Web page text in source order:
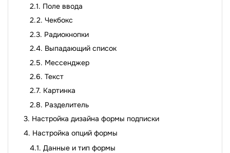
Поле ввода
Чекбокс
Радиокнопки
Выпадающий список
Мессенджер
Текст
Картинка
Разделитель
Настройка дизайна формы подписки
Настройка опций формы
Данные и тип формы